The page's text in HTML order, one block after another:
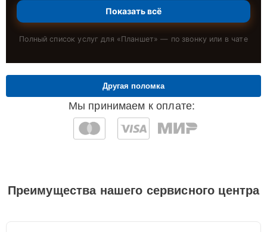
Показать всё
Полный список услуг для «Планшет» — по звонку или в чате
Мы принимаем к оплате:
Другая поломка
Преимущества нашего сервисного центра